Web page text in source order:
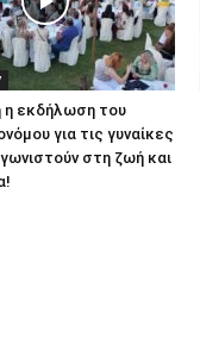
εκδήλωση του
για τις γυναίκες
στη ζωή και